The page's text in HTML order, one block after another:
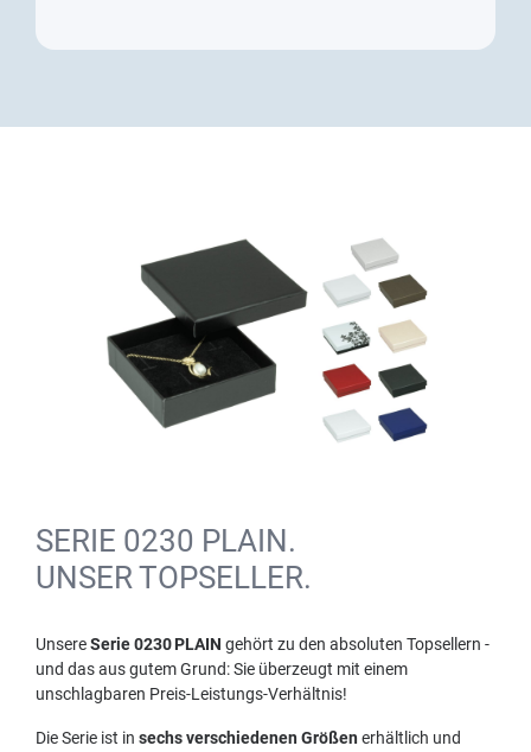
SERIE 0230 PLAIN.
UNSER TOPSELLER.
UnsereSerie 0230 PLAIN gehört zu den absoluten Topsellern -
und das aus gutem Grund: Sie überzeugt mit einem
unschlagbaren Preis-Leistungs-Verhältnis!
Die Serie ist in sechs verschiedenen Größen erhältlich und